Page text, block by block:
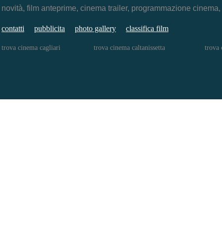
novità, film anteprime, cinema trailer, programmazione
contatti pubblicita photo gallery classifica film
trova cinema cagliari trova cinema caltanissetta trova